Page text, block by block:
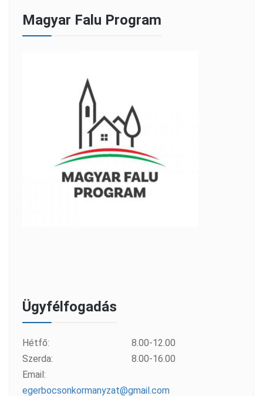
Magyar Falu Program
Ügyfélfogadás
Hétfő:
8.00-12.00
Szerda:
8.00-16.00
Email:
egerbocsonkormanyzat@gmail.com